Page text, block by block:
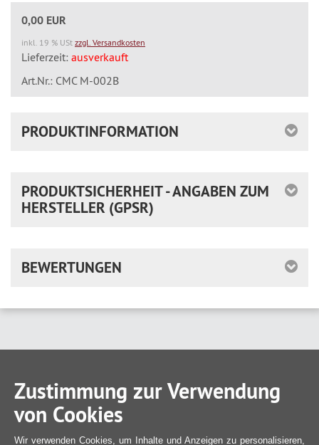
0,00 EUR
inkl. 19 % USt zzgl. Versandkosten
Lieferzeit: ausverkauft
Art.Nr.: CMC M-002B
PRODUKTINFORMATION
PRODUKTSICHERHEIT - ANGABEN ZUM
HERSTELLER (GPSR)
BEWERTUNGEN
Zustimmung zur Verwendung
von Cookies
Wir verwenden Cookies, um Inhalte und Anzeigen zu personalisieren,